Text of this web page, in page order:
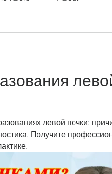
левой почки:
Получите